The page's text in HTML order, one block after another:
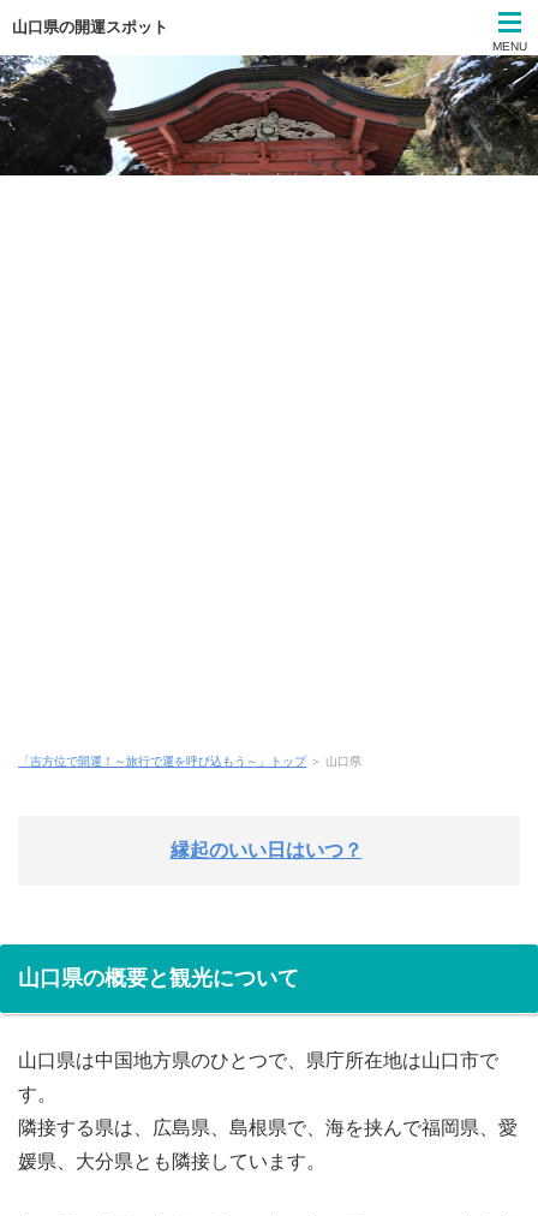
山口県の開運スポット
MENU
「吉方位で開運！～旅行で運を呼び込もう～」トップ＞ 山口県
縁起のいい日はいつ？
山口県の概要と観光について
山口県は中国地方県のひとつで、県庁所在地は山口市で
す。
隣接する県は、広島県、島根県で、海を挟んで福岡県、愛
媛県、大分県とも隣接しています。